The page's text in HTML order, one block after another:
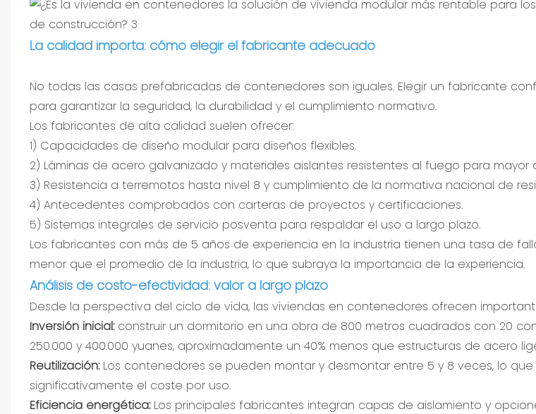
La calidad importa: cómo elegir el fabricante adecuado
No todas las casas prefabricadas de contenedores son iguales. Elegir un fabricante
para garantizar la seguridad, la durabilidad y el cumplimiento normativo.
Los fabricantes de alta calidad suelen ofrecer:
1) Capacidades de diseño modular para diseños flexibles.
2) Láminas de acero galvanizado y materiales aislantes resistentes al fuego para mayor
3) Resistencia a terremotos hasta nivel 8 y cumplimiento de la normativa nacional de
4) Antecedentes comprobados con carteras de proyectos y certificaciones.
5) Sistemas integrales de servicio posventa para respaldar el uso a largo plazo.
Los fabricantes con más de 5 años de experiencia en la industria tienen una tasa de
menor que el promedio de la industria, lo que subraya la importancia de la experiencia.
Análisis de costo-efectividad: valor a largo plazo
Desde la perspectiva del ciclo de vida, las viviendas en contenedores ofrecen
Inversión inicial:construir un dormitorio en una obra de 800 metros cuadrados con 20
250.000 y 400.000 yuanes, aproximadamente un 40% menos que estructuras de acero
Reutilización:Los contenedores se pueden montar y desmontar entre 5 y 8 veces, lo
significativamente el coste por uso.
Eficiencia energética:Los principales fabricantes integran capas de aislamiento y